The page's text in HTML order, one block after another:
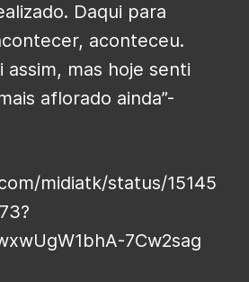
Daqui para
aconteceu.
assim, mas hoje senti
aflorado ainda”-
midiatk/status/15145
7Cw2sag